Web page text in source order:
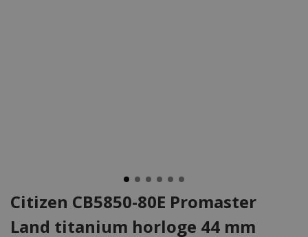
Citizen CB5850-80E Promaster
Land titanium horloge 44 mm